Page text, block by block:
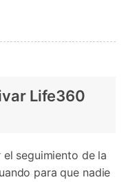
Life360
seguimiento de la
para que nadie